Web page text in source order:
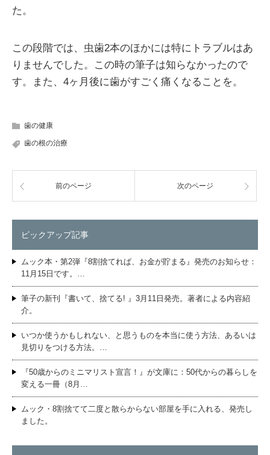
た。
この段階では、虫歯2本のほかには特にトラブルはあ
りませんでした。この時の筆子は知らなかったので
す。また、4ヶ月後に歯がすごく痛くなることを。
歯の健康
歯の根の治療
前のページ 次のページ
ピックアップ記事
ムック本・第2弾『8割捨てれば、お金が貯まる』発売のお知らせ：
11月15日です。…
筆子の新刊『書いて、捨てる! 』3月11日発売。著者による内容紹
介。
いつか使うかもしれない、と思うものを本当に使う方法、あるいは
見切りをつける方法。…
『50歳からのミニマリスト宣言！』が文庫に：50代からの暮らしを
変える一冊（8月…
ムック・8割捨てて二度と散らからない部屋を手に入れる、発売し
ました。